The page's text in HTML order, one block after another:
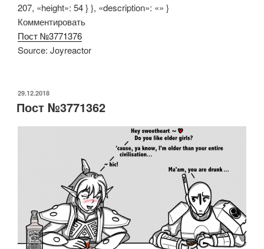
207, «height»: 54 } }, «description»: «» }
Комментировать
Пост №3771376
Source: Joyreactor
ОПУБЛИКОВАНО
29.12.2018
Пост №3771362